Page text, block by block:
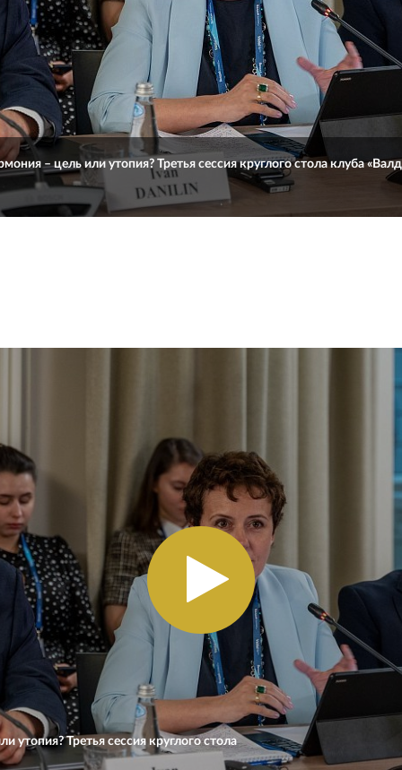
– цель или утопия? Третья сессия круглого стола клуба
утопия? Третья сессия круглого стола